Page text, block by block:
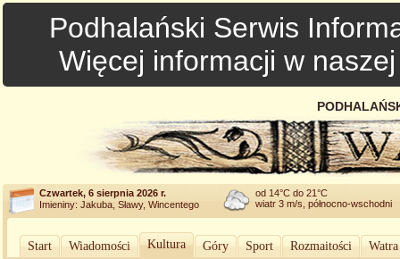
Podhalański Serwis
Więcej informacji w
Czwartek, 6 sierpnia 2026 r.
Imieniny: Jakuba, Sławy, Wincentego
od 14°C do 21°C
wiatr 3 m/s, północno-wschodni
Start Wiadomości Kultura Góry Sport Rozmaitości